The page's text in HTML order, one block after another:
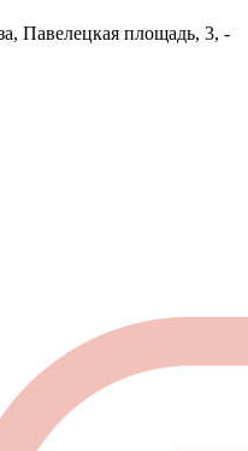
Павелецкая площадь, 3, -